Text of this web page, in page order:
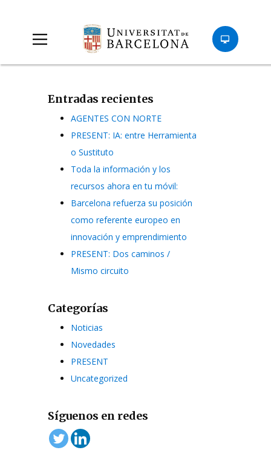
Entradas recientes
AGENTES CON NORTE
PRESENT: IA: entre Herramienta
o Sustituto
Toda la información y los
recursos ahora en tu móvil:
Barcelona refuerza su posición
como referente europeo en
innovación y emprendimiento
PRESENT: Dos caminos /
Mismo circuito
Categorías
Noticias
Novedades
PRESENT
Uncategorized
Síguenos en redes